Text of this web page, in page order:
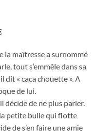
la maîtresse a surnommé
tout s’emmêle dans sa
dit « caca chouette ». A
de lui.
décide de ne plus parler.
petite bulle qui flotte
de s’en faire une amie